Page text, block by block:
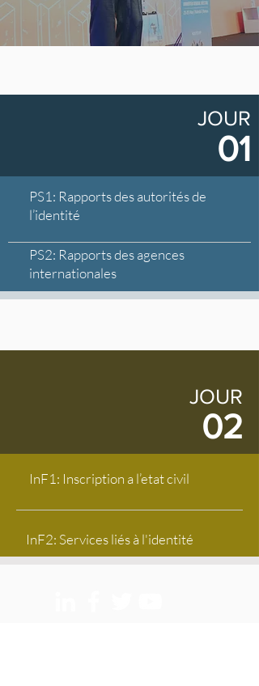
JOUR
01
PS1: Rapports des autorités de
l’identité
PS2: Rapports des agences
internationales
JOUR
02
InF1: Inscription a l’etat civil
InF2: Services liés à l'identité